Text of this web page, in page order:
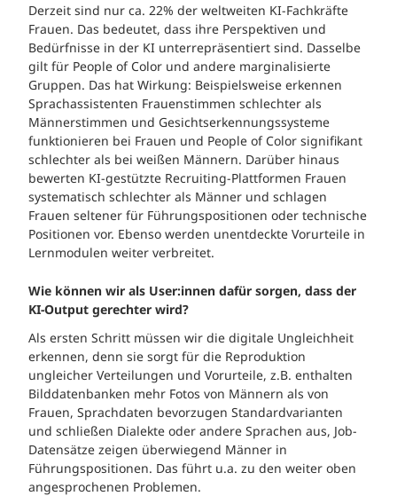
Derzeit sind nur ca. 22% der weltweiten KI-Fachkräfte
Frauen. Das bedeutet, dass ihre Perspektiven und
Bedürfnisse in der KI unterrepräsentiert sind. Dasselbe
gilt für People of Color und andere marginalisierte
Gruppen. Das hat Wirkung: Beispielsweise erkennen
Sprachassistenten Frauenstimmen schlechter als
Männerstimmen und Gesichtserkennungssysteme
funktionieren bei Frauen und People of Color signifikant
schlechter als bei weißen Männern. Darüber hinaus
bewerten KI-gestützte Recruiting-Plattformen Frauen
systematisch schlechter als Männer und schlagen
Frauen seltener für Führungspositionen oder technische
Positionen vor. Ebenso werden unentdeckte Vorurteile in
Lernmodulen weiter verbreitet.
Wie können wir als User:innen dafür sorgen, dass der
KI-Output gerechter wird?
Als ersten Schritt müssen wir die digitale Ungleichheit
erkennen, denn sie sorgt für die Reproduktion
ungleicher Verteilungen und Vorurteile, z.B. enthalten
Bilddatenbanken mehr Fotos von Männern als von
Frauen, Sprachdaten bevorzugen Standardvarianten
und schließen Dialekte oder andere Sprachen aus, Job-
Datensätze zeigen überwiegend Männer in
Führungspositionen. Das führt u.a. zu den weiter oben
angesprochenen Problemen.